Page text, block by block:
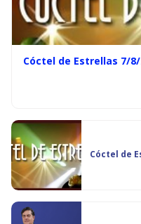
Cóctel de Estrellas 7/8/
Cóctel de